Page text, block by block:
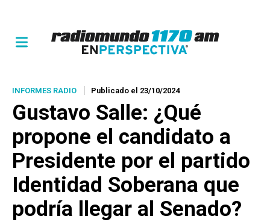
INFORMES RADIO Publicado el 23/10/2024
Gustavo Salle: ¿Qué
propone el candidato a
Presidente por el partido
Identidad Soberana que
podría llegar al Senado?